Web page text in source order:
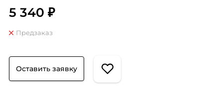
5 340 ₽
Предзаказ
Оставить заявку